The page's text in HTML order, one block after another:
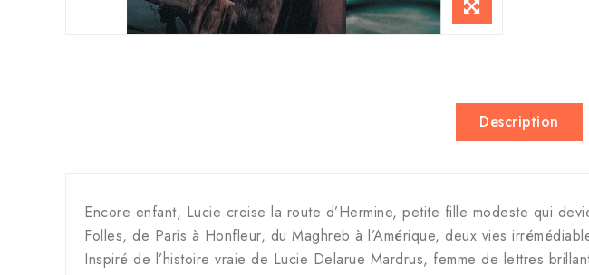
Description
Encore enfant, Lucie croise la route d’Hermine, petite fille modeste qui
Folles, de Paris à Honfleur, du Maghreb à l’Amérique, deux vies
Inspiré de l’histoire vraie de Lucie Delarue Mardrus, femme de lettres